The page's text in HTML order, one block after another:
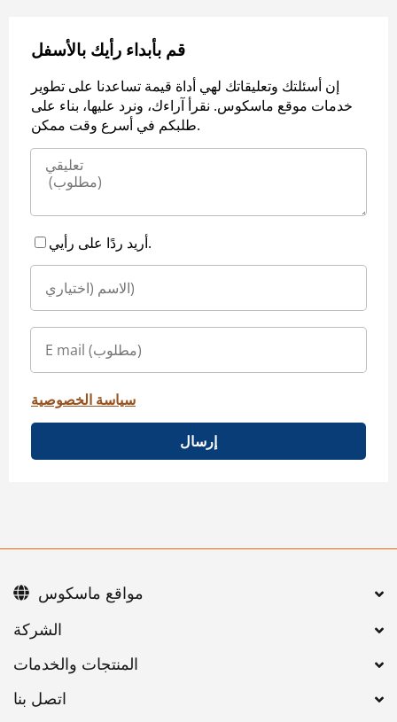
قم بأبداء رأيك بالأسفل
إن أسئلتك وتعليقاتك لهي أداة قيمة تساعدنا على تطوير
خدمات موقع ماسكوس. نقرأ آراءك، ونرد عليها، بناء على
طلبكم في أسرع وقت ممكن.
أريد ردًا على رأيي.
سياسة الخصوصية
إرسال
اتصل بنا
مواقع ماسكوس